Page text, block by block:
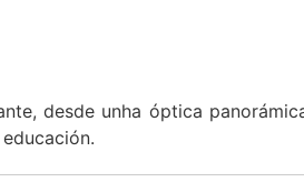
desde unha óptica